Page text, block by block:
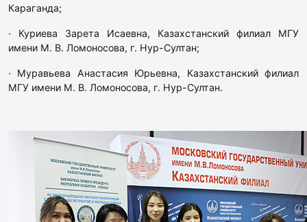
Караганда;
· Куриева Зарета Исаевна, Казахстанский филиал МГУ
имени М. В. Ломоносова, г. Нур-Султан;
· Муравьева Анастасия Юрьевна, Казахстанский филиал
МГУ имени М. В. Ломоносова, г. Нур-Султан.